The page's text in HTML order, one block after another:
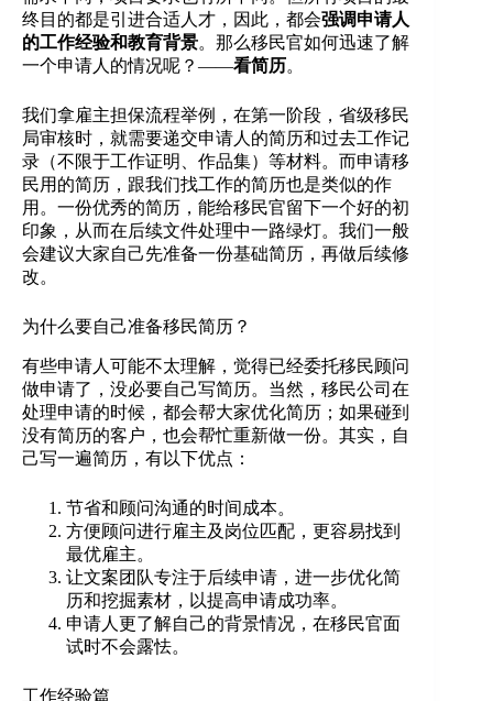
终目的都是引进合适人才，因此，都会强调申请人
的工作经验和教育背景。那么移民官如何迅速了解
一个申请人的情况呢？——看简历。
我们拿雇主担保流程举例，在第一阶段，省级移民
局审核时，就需要递交申请人的简历和过去工作记
录（不限于工作证明、作品集）等材料。而申请移
民用的简历，跟我们找工作的简历也是类似的作
用。一份优秀的简历，能给移民官留下一个好的初
印象，从而在后续文件处理中一路绿灯。我们一般
会建议大家自己先准备一份基础简历，再做后续修
改。
为什么要自己准备移民简历？
有些申请人可能不太理解，觉得已经委托移民顾问
做申请了，没必要自己写简历。当然，移民公司在
处理申请的时候，都会帮大家优化简历；如果碰到
没有简历的客户，也会帮忙重新做一份。其实，自
己写一遍简历，有以下优点：
节省和顾问沟通的时间成本。
方便顾问进行雇主及岗位匹配，更容易找到
最优雇主。
让文案团队专注于后续申请，进一步优化简
历和挖掘素材，以提高申请成功率。
申请人更了解自己的背景情况，在移民官面
试时不会露怯。
工作经验篇